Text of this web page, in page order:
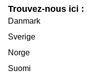
Trouvez-nous ici :
Danmark
Sverige
Norge
Suomi